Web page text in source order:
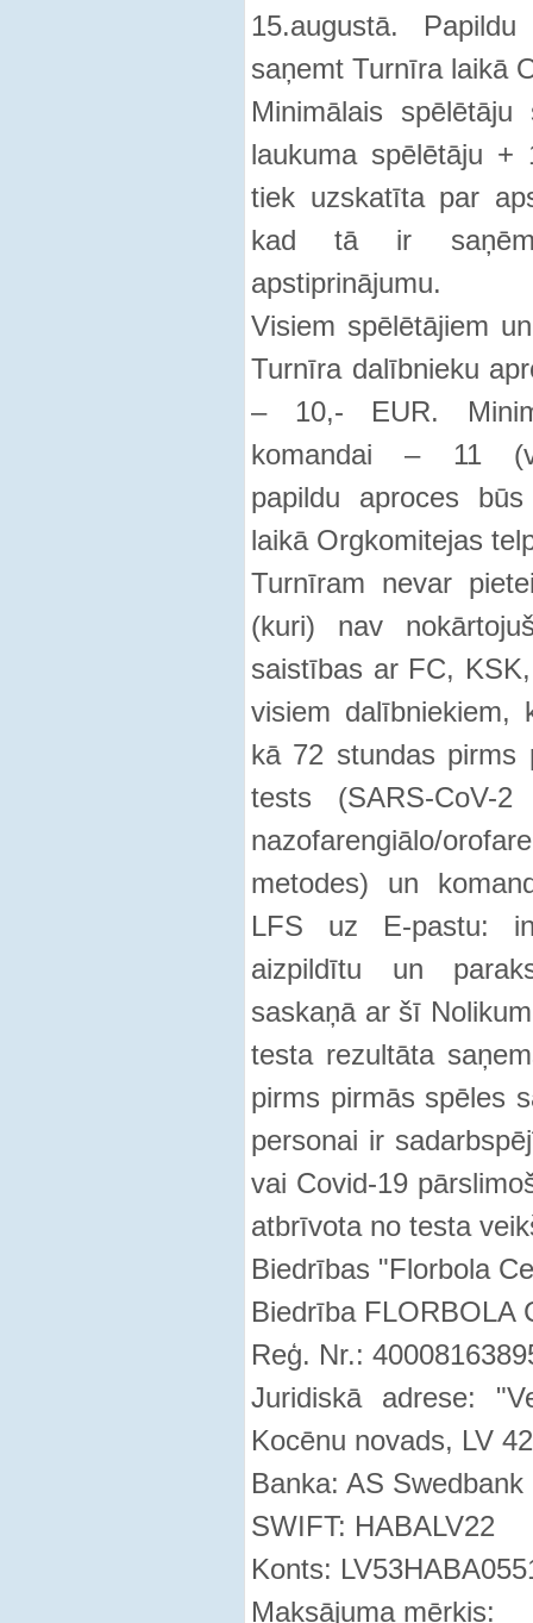
15.augustā.
saņemt Turnīra laikā
Minimālais
laukuma spēlētāju +
tiek uzskatīta par
kad tā ir
apstiprinājumu.
Visiem spēlētājiem
Turnīra dalībnieku
– 10,- EUR.
komandai – 11
papildu aproces
laikā Orgkomitejas
Turnīram nevar
(kuri) nav
saistības ar FC,
visiem dalībniekiem,
kā 72 stundas pirms
tests (SARS-CoV-
nazofarengiālo/
metodes) un
LFS uz E-pastu:
aizpildītu un
saskaņā ar šī
testa rezultāta
pirms pirmās spēles
personai ir
vai Covid-19
atbrīvota no testa
Biedrības "Florbola
Biedrība FLORBOLA
Reģ. Nr.:
Juridiskā adrese:
Kocēnu novads, LV
Banka: AS Swedbank
SWIFT: HABALV22
Konts:
Maksājuma mērķis: